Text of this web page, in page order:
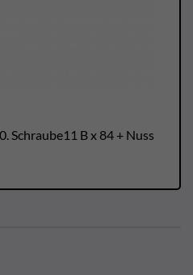
Schraube11 B x 84 + Nuss